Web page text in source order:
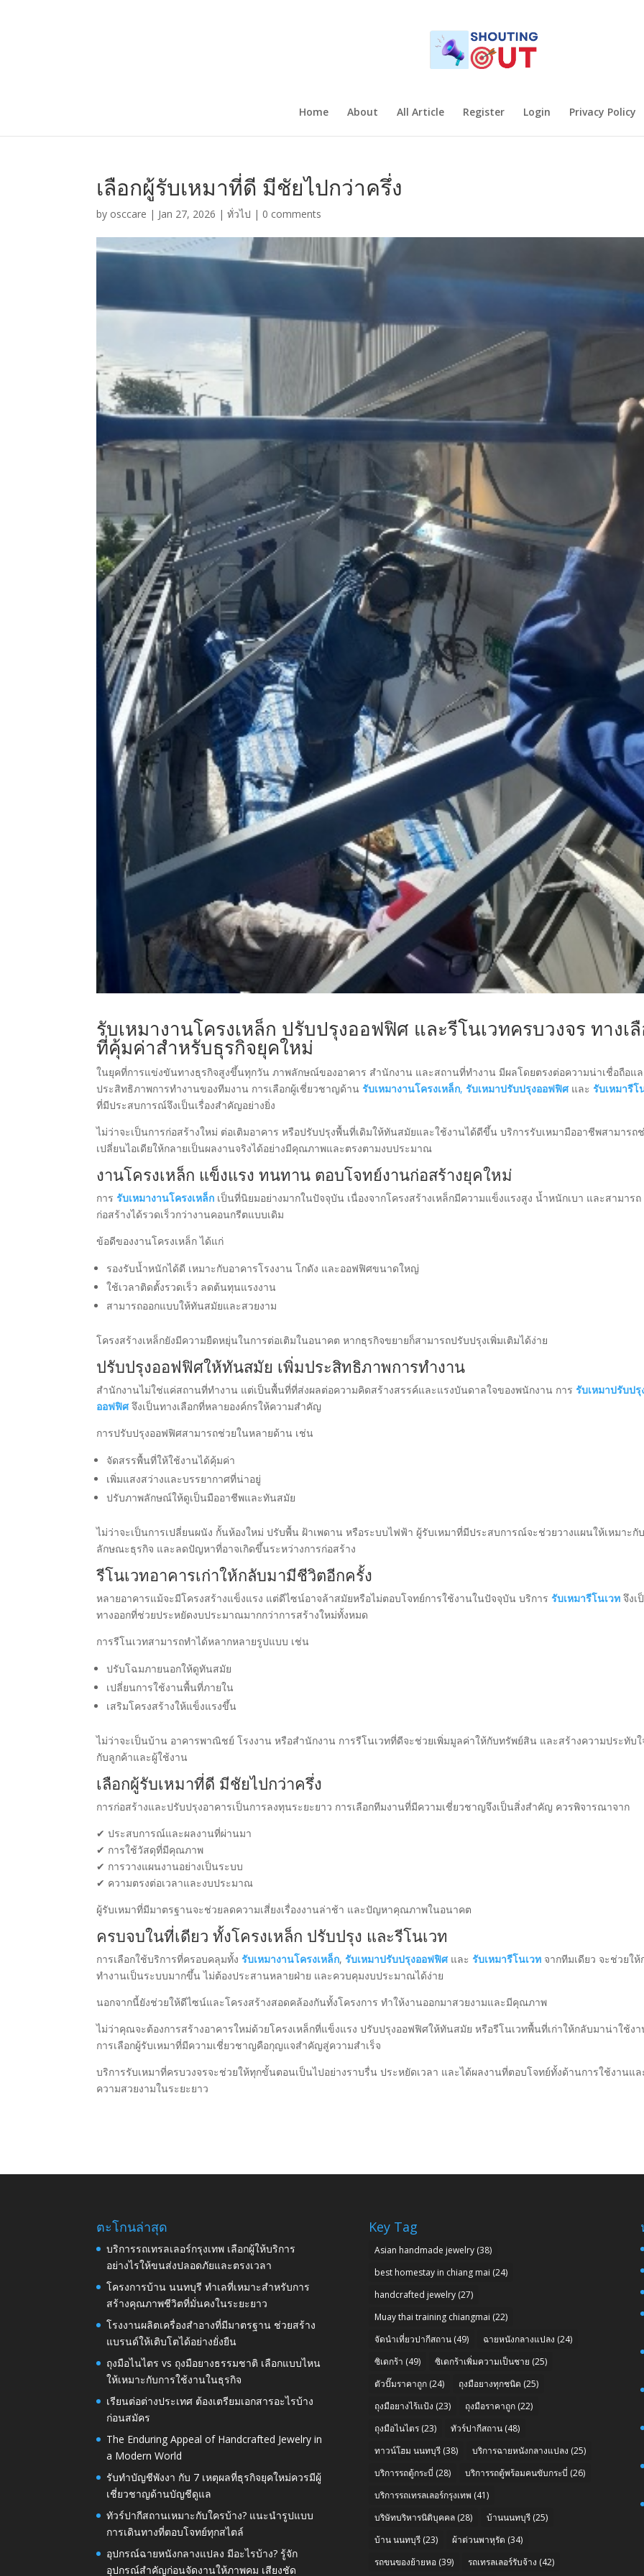
Home About All Article Register Login Privacy Policy
เลือกผู้รับเหมาที่ดี มีชัยไปกว่าครึ่ง
by osccare | Jan 27, 2026 |ทั่วไป | 0 comments
รับเหมางานโครงเหล็ก ปรับปรุงออฟฟิศ และรีโนเวทครบวงจร ทางเ
ที่คุ้มค่าสำหรับธุรกิจยุคใหม่
ในยุคที่การแข่งขันทางธุรกิจสูงขึ้นทุกวัน ภาพลักษณ์ของอาคาร สำนักงาน และสถานที่ทำงาน มีผลโดยตรงต่อความน่าเชื่อถือแ
ประสิทธิภาพการทำงานของทีมงาน การเลือกผู้เชี่ยวชาญด้าน รับเหมางานโครงเหล็ก,รับเหมาปรับปรุงออฟฟิศ และ รับเหมารีโ
ที่มีประสบการณ์จึงเป็นเรื่องสำคัญอย่างยิ่ง
ไม่ว่าจะเป็นการก่อสร้างใหม่ ต่อเติมอาคาร หรือปรับปรุงพื้นที่เดิมให้ทันสมัยและใช้งานได้ดีขึ้น บริการรับเหมามืออาชีพสามารถ
เปลี่ยนไอเดียให้กลายเป็นผลงานจริงได้อย่างมีคุณภาพและตรงตามงบประมาณ
งานโครงเหล็ก แข็งแรง ทนทาน ตอบโจทย์งานก่อสร้างยุคใหม่
การรับเหมางานโครงเหล็ก เป็นที่นิยมอย่างมากในปัจจุบัน เนื่องจากโครงสร้างเหล็กมีความแข็งแรงสูง น้ำหนักเบา และสามารถ
ก่อสร้างได้รวดเร็วกว่างานคอนกรีตแบบเดิม
ข้อดีของงานโครงเหล็ก ได้แก่
รองรับน้ำหนักได้ดี เหมาะกับอาคารโรงงาน โกดัง และออฟฟิศขนาดใหญ่
ใช้เวลาติดตั้งรวดเร็ว ลดต้นทุนแรงงาน
สามารถออกแบบให้ทันสมัยและสวยงาม
โครงสร้างเหล็กยังมีความยืดหยุ่นในการต่อเติมในอนาคต หากธุรกิจขยายก็สามารถปรับปรุงเพิ่มเติมได้ง่าย
ปรับปรุงออฟฟิศให้ทันสมัย เพิ่มประสิทธิภาพการทำงาน
สำนักงานไม่ใช่แค่สถานที่ทำงาน แต่เป็นพื้นที่ที่ส่งผลต่อความคิดสร้างสรรค์และแรงบันดาลใจของพนักงาน การรับเหมาปรับปรุ
ออฟฟิศจึงเป็นทางเลือกที่หลายองค์กรให้ความสำคัญ
การปรับปรุงออฟฟิศสามารถช่วยในหลายด้าน เช่น
จัดสรรพื้นที่ให้ใช้งานได้คุ้มค่า
เพิ่มแสงสว่างและบรรยากาศที่น่าอยู่
ปรับภาพลักษณ์ให้ดูเป็นมืออาชีพและทันสมัย
ไม่ว่าจะเป็นการเปลี่ยนผนัง กั้นห้องใหม่ ปรับพื้น ฝ้าเพดาน หรือระบบไฟฟ้า ผู้รับเหมาที่มีประสบการณ์จะช่วยวางแผนให้เหมาะกั
ลักษณะธุรกิจ และลดปัญหาที่อาจเกิดขึ้นระหว่างการก่อสร้าง
รีโนเวทอาคารเก่าให้กลับมามีชีวิตอีกครั้ง
หลายอาคารแม้จะมีโครงสร้างแข็งแรง แต่ดีไซน์อาจล้าสมัยหรือไม่ตอบโจทย์การใช้งานในปัจจุบัน บริการ รับเหมารีโนเวท จึงเ
ทางออกที่ช่วยประหยัดงบประมาณมากกว่าการสร้างใหม่ทั้งหมด
การรีโนเวทสามารถทำได้หลากหลายรูปแบบ เช่น
ปรับโฉมภายนอกให้ดูทันสมัย
เปลี่ยนการใช้งานพื้นที่ภายใน
เสริมโครงสร้างให้แข็งแรงขึ้น
ไม่ว่าจะเป็นบ้าน อาคารพาณิชย์ โรงงาน หรือสำนักงาน การรีโนเวทที่ดีจะช่วยเพิ่มมูลค่าให้กับทรัพย์สิน และสร้างความประทับใ
กับลูกค้าและผู้ใช้งาน
เลือกผู้รับเหมาที่ดี มีชัยไปกว่าครึ่ง
การก่อสร้างและปรับปรุงอาคารเป็นการลงทุนระยะยาว การเลือกทีมงานที่มีความเชี่ยวชาญจึงเป็นสิ่งสำคัญ ควรพิจารณาจาก
✔ ประสบการณ์และผลงานที่ผ่านมา
✔ การใช้วัสดุที่มีคุณภาพ
✔ การวางแผนงานอย่างเป็นระบบ
✔ ความตรงต่อเวลาและงบประมาณ
ผู้รับเหมาที่มีมาตรฐานจะช่วยลดความเสี่ยงเรื่องงานล่าช้า และปัญหาคุณภาพในอนาคต
ครบจบในที่เดียว ทั้งโครงเหล็ก ปรับปรุง และรีโนเวท
การเลือกใช้บริการที่ครอบคลุมทั้งรับเหมางานโครงเหล็ก,รับเหมาปรับปรุงออฟฟิศและ รับเหมารีโนเวท จากทีมเดียว จะช่วยให้
ทำงานเป็นระบบมากขึ้น ไม่ต้องประสานหลายฝ่าย และควบคุมงบประมาณได้ง่าย
นอกจากนี้ยังช่วยให้ดีไซน์และโครงสร้างสอดคล้องกันทั้งโครงการ ทำให้งานออกมาสวยงามและมีคุณภาพ
ไม่ว่าคุณจะต้องการสร้างอาคารใหม่ด้วยโครงเหล็กที่แข็งแรง ปรับปรุงออฟฟิศให้ทันสมัย หรือรีโนเวทพื้นที่เก่าให้กลับมาน่าใช้ง
การเลือกผู้รับเหมาที่มีความเชี่ยวชาญคือกุญแจสำคัญสู่ความสำเร็จ
บริการรับเหมาที่ครบวงจรจะช่วยให้ทุกขั้นตอนเป็นไปอย่างราบรื่น ประหยัดเวลา และได้ผลงานที่ตอบโจทย์ทั้งด้านการใช้งานแ
ความสวยงามในระยะยาว
ตะโกนล่าสุด
บริการรถเทรลเลอร์กรุงเทพ เลือกผู้ให้บริการ
อย่างไรให้ขนส่งปลอดภัยและตรงเวลา
โครงการบ้าน นนทบุรี ทำเลที่เหมาะสำหรับการ
สร้างคุณภาพชีวิตที่มั่นคงในระยะยาว
โรงงานผลิตเครื่องสำอางที่มีมาตรฐาน ช่วยสร้าง
แบรนด์ให้เติบโตได้อย่างยั่งยืน
ถุงมือไนไตร vs ถุงมือยางธรรมชาติ เลือกแบบไหน
ให้เหมาะกับการใช้งานในธุรกิจ
เรียนต่อต่างประเทศ ต้องเตรียมเอกสารอะไรบ้าง
ก่อนสมัคร
The Enduring Appeal of Handcrafted Jewelry in
a Modern World
รับทำบัญชีพังงา กับ 7 เหตุผลที่ธุรกิจยุคใหม่ควรมีผู้
เชี่ยวชาญด้านบัญชีดูแล
ทัวร์ปากีสถานเหมาะกับใครบ้าง? แนะนำรูปแบบ
การเดินทางที่ตอบโจทย์ทุกสไตล์
อุปกรณ์ฉายหนังกลางแปลง มีอะไรบ้าง? รู้จัก
อุปกรณ์สำคัญก่อนจัดงานให้ภาพคม เสียงชัด
Key Tag
Asian handmade jewelry(38)
best homestay in chiang mai (24)
handcrafted jewelry(27)
Muay thai training chiangmai (22)
จัดนำเที่ยวปากีสถาน(49) ฉายหนังกลางแปลง (24)
ซิเดกร้า (49) ซิเดกร้าเพิ่มความเป็นชาย (25)
ตัวปั๊มราคาถูก(24) ถุงมือยางทุกชนิด (25)
ถุงมือยางไร้แป้ง (23) ถุงมือราคาถูก(22)
ถุงมือไนไตร(23) ทัวร์ปากีสถาน(48)
ทาวน์โฮม นนทบุรี(38) บริการฉายหนังกลางแปลง (25)
บริการรถตู้กระบี่ (28) บริการรถตู้พร้อมคนขับกระบี่ (26)
บริการรถเทรลเลอร์กรุงเทพ (41)
บริษัทบริหารนิติบุคคล(28) บ้านนนทบุรี(25)
บ้าน นนทบุรี(23) ผ้าต่วนพาหุรัด (34)
รถขนของย้ายหอ(39) รถเทรลเลอร์รับจ้าง (42)